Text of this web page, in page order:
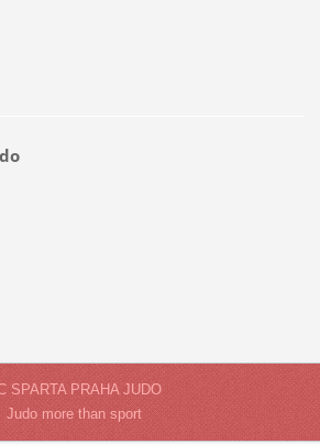
SPARTA PRAHA JUDO
Judo more than sport